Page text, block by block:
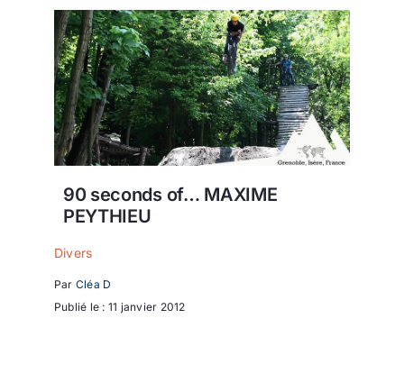
90 seconds of… MAXIME
PEYTHIEU
Divers
Par Cléa D
Publié le : 11 janvier 2012